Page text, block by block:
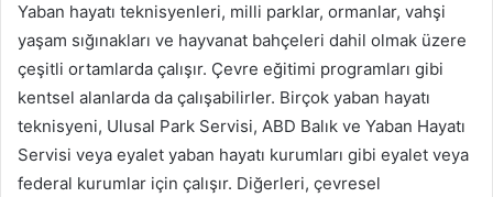
Yaban hayatı teknisyenleri, milli parklar, ormanlar, vahşi
yaşam sığınakları ve hayvanat bahçeleri dahil olmak üzere
çeşitli ortamlarda çalışır. Çevre eğitimi programları gibi
kentsel alanlarda da çalışabilirler. Birçok yaban hayatı
teknisyeni, Ulusal Park Servisi, ABD Balık ve Yaban Hayatı
Servisi veya eyalet yaban hayatı kurumları gibi eyalet veya
federal kurumlar için çalışır. Diğerleri, çevresel